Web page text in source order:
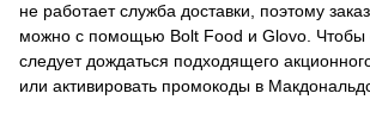
не работает служба доставки, поэтому
можно с помощью Bolt Food и Glovo. Чтобы
следует дождаться подходящего
или активировать промокоды в